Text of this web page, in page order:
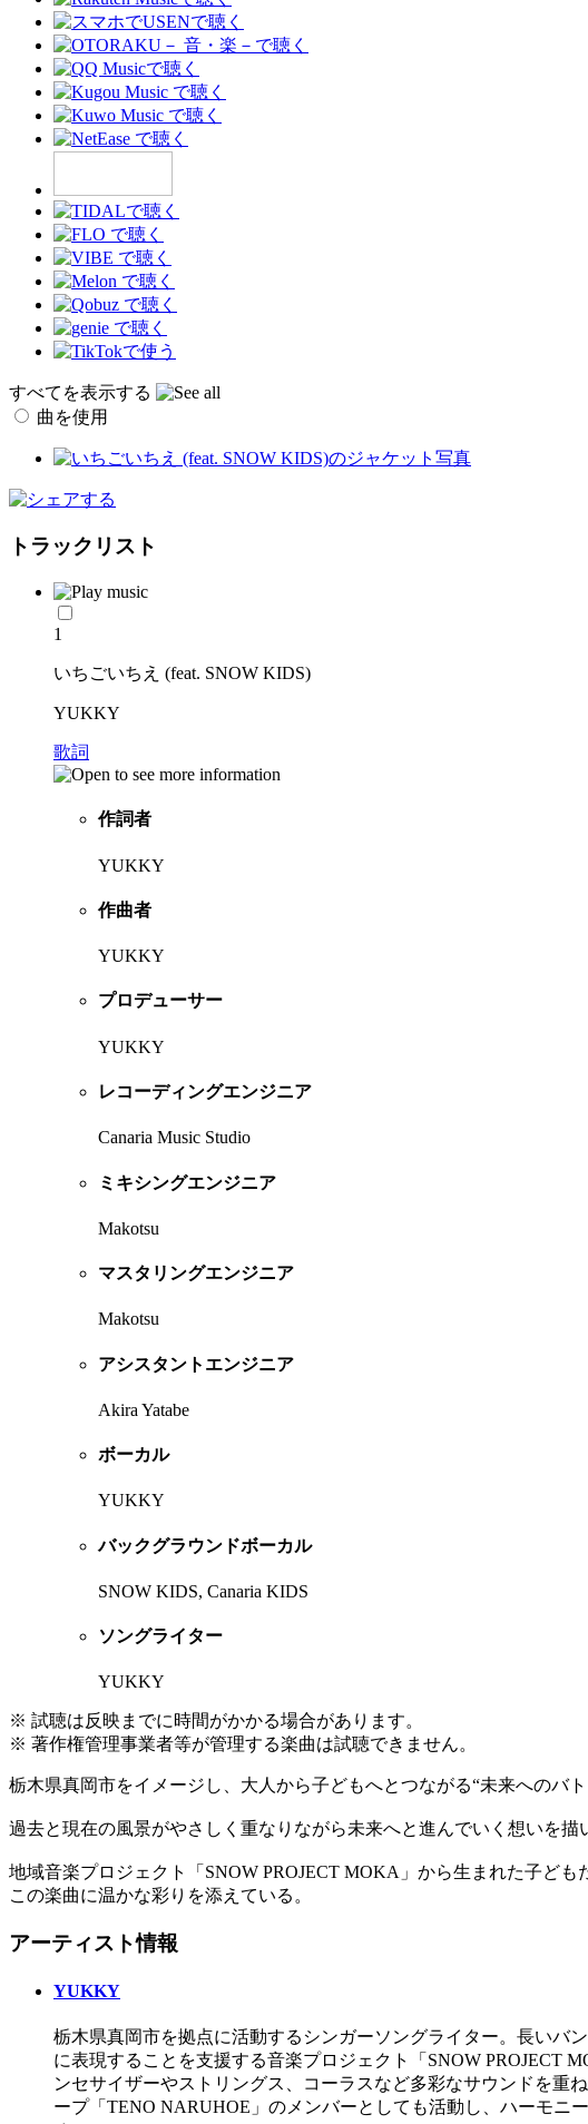
すべてを表示する
曲を使用
トラックリスト
1
いちごいちえ (feat. SNOW KIDS)
YUKKY
歌詞
作詞者
YUKKY
作曲者
YUKKY
プロデューサー
YUKKY
レコーディングエンジニア
Canaria Music Studio
ミキシングエンジニア
Makotsu
マスタリングエンジニア
Makotsu
アシスタントエンジニア
Akira Yatabe
ボーカル
YUKKY
バックグラウンドボーカル
SNOW KIDS, Canaria KIDS
ソングライター
YUKKY
※ 試聴は反映までに時間がかかる場合があります。
※ 著作権管理事業者等が管理する楽曲は試聴できません。
栃木県真岡市をイメージし、大人から子どもへとつながる“未来へのバ
過去と現在の風景がやさしく重なりながら未来へと進んでいく想いを描
地域音楽プロジェクト「SNOW PROJECT MOKA」から生まれた子ど
この楽曲に温かな彩りを添えている。
アーティスト情報
YUKKY
栃木県真岡市を拠点に活動するシンガーソングライター。長いバ
に表現することを支援する音楽プロジェクト「SNOW PROJECT
ンセサイザーやストリングス、コーラスなど多彩なサウンドを重
ープ「TENO NARUHOE」のメンバーとしても活動し、ハーモニ